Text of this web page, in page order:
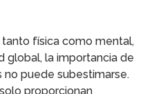
tanto física como mental,
global, la importancia de
puede subestimarse.
proporcionan